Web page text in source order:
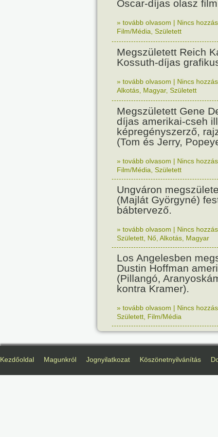
Oscar-díjas olasz
» tovább olvasom | Nincs
Film/Média Született
Megszületett Reich
Kossuth-díjas
» tovább olvasom | Nincs
Alkotás Magyar, Született
Megszületett Gene
díjas amerikai-cseh
képregényszerző,
(Tom és Jerry,
» tovább olvasom | Nincs
Film/Média Született
Ungváron
(Majlát Györgyné)
bábtervező.
» tovább olvasom | Nincs
Született Nő Alkotás Magyar
Los Angelesben
Dustin Hoffman
(Pillangó,
kontra Kramer).
» tovább olvasom | Nincs
Született Film/Média
Kezdőoldal Magunkról Jognyilatkozat Köszönetnyilvánítás